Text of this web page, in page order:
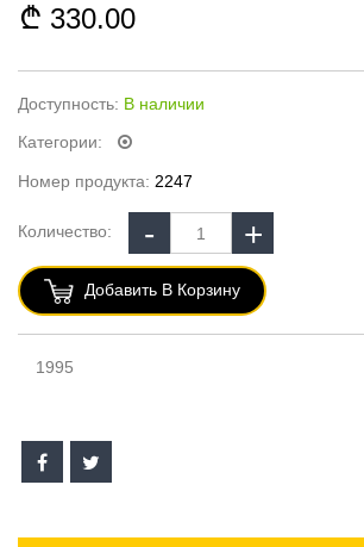
330.00
Доступность: В наличии
Категории:
Номер продукта: 2247
Количество:
Добавить В Корзину
1995